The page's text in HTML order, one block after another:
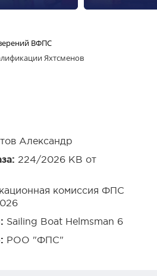
ВФПС
Яхтсменов
Александр
224/2026 КВ от
комиссия ФПС
Sailing Boat Helmsman 6
РОО "ФПС"